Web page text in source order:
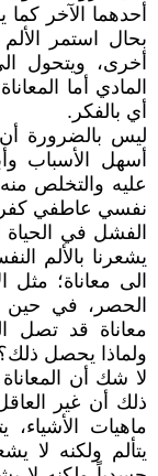
أحدهما الآخر
بحال استمر الألم
أخرى، ويتحول
المادي أما
أي بالفكر.
ليس بالضرورة
أسهل الأسباب
عليه والتخلص
نفسي عاطفي
الفشل في الحياة
يشعرنا بالألم
الى معاناة؛
الحصر، في حين
معاناة قد تصل
ولماذا يحصل
لا شك أن
ذلك أن غير
ماهيات الأشياء،
يتألم ولكنه لا